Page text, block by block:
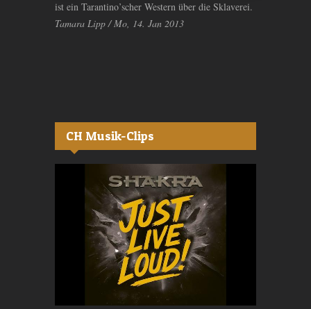
ist ein Tarantino’scher Western über die Sklaverei.
Tamara Lipp / Mo, 14. Jan 2013
CH Musik-Clips